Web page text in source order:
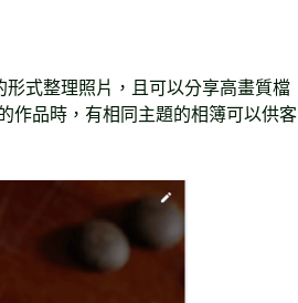
式整理照片，且可以分享高畫質檔
作品時，有相同主題的相簿可以供客